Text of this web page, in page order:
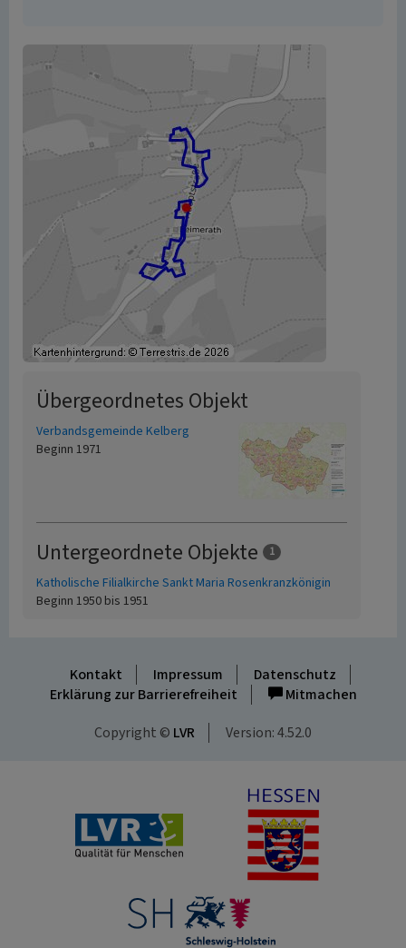
Übergeordnetes Objekt
Verbandsgemeinde Kelberg
Beginn 1971
Untergeordnete Objekte 1
Katholische Filialkirche Sankt Maria Rosenkranzkönigin
Beginn 1950 bis 1951
Kontakt Impressum
Datenschutz
Erklärung zur Barrierefreiheit
Mitmachen
Copyright © LVR Version: 4.52.0